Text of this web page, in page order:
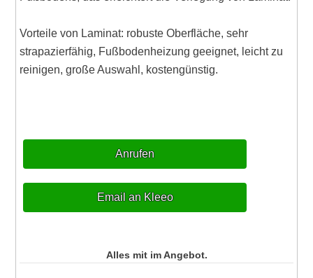
Vorteile von Laminat: robuste Oberfläche, sehr
strapazierfähig, Fußbodenheizung geeignet, leicht zu
reinigen, große Auswahl, kostengünstig.
Anrufen
Email an Kleeo
Alles mit im Angebot.